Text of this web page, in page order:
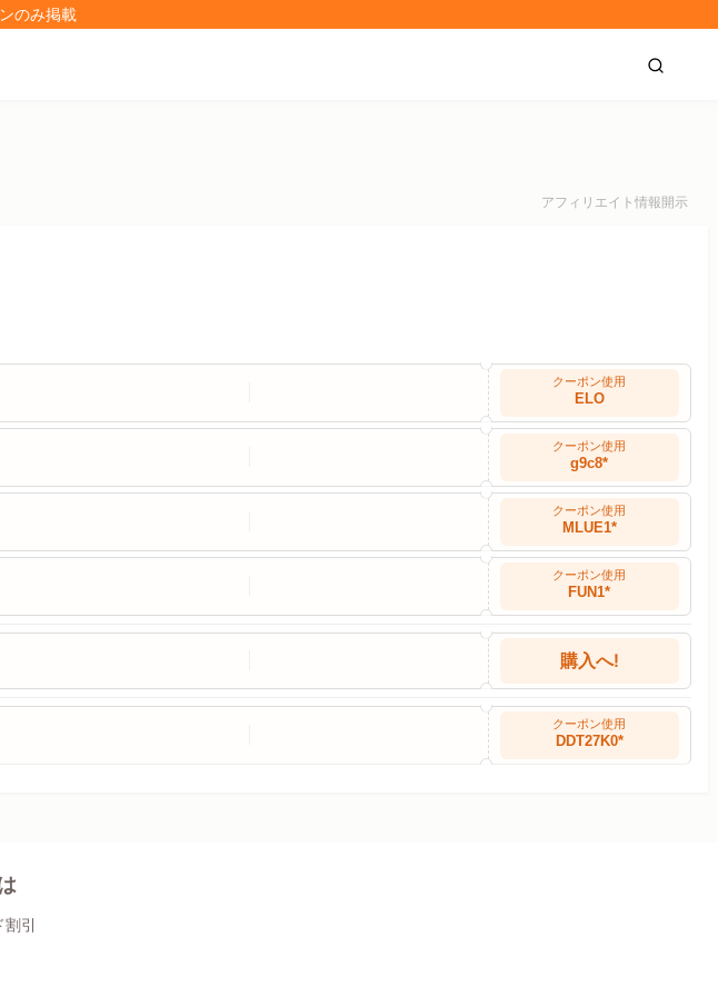
のみ掲載
アフィリエイト情報開示
クーポン使用
ELO
クーポン使用
g9c8*
クーポン使用
MLUE1*
クーポン使用
FUN1*
購入へ!
クーポン使用
DDT27K0*
引